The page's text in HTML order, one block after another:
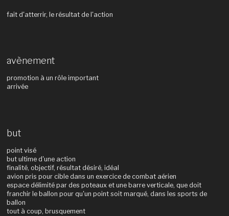
fait d'atterrir, le résultat de l'action
avènement
promotion à un rôle important
arrivée
but
point visé
but ultime d'une action
finalité, objectif, résultat désiré, idéal
avion pris pour cible dans un exercice de combat aérien
espace délimité par des poteaux et une barre verticale, que doit
franchir le ballon pour qu'un point soit marqué, dans les sports de
ballon
tout à coup, brusquement